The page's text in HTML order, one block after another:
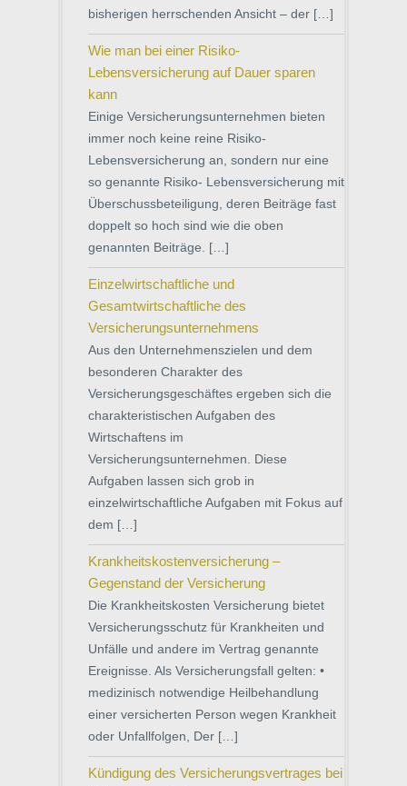
bisherigen herrschenden Ansicht – der […]
Wie man bei einer Risiko-
Lebensversicherung auf Dauer sparen
kann
Einige Versicherungsunternehmen bieten
immer noch keine reine Risiko-
Lebensversicherung an, sondern nur eine
so genannte Risiko- Lebensversicherung mit
Überschussbeteiligung, deren Beiträge fast
doppelt so hoch sind wie die oben
genannten Beiträge. […]
Einzelwirtschaftliche und
Gesamtwirtschaftliche des
Versicherungsunternehmens
Aus den Unternehmenszielen und dem
besonderen Charakter des
Versicherungsgeschäftes ergeben sich die
charakteristischen Aufgaben des
Wirtschaftens im
Versicherungsunternehmen. Diese
Aufgaben lassen sich grob in
einzelwirtschaftliche Aufgaben mit Fokus auf
dem […]
Krankheitskostenversicherung –
Gegenstand der Versicherung
Die Krankheitskosten Versicherung bietet
Versicherungsschutz für Krankheiten und
Unfälle und andere im Vertrag genannte
Ereignisse. Als Versicherungsfall gelten: •
medizinisch notwendige Heilbehandlung
einer versicherten Person wegen Krankheit
oder Unfallfolgen, Der […]
Kündigung des Versicherungsvertrages bei